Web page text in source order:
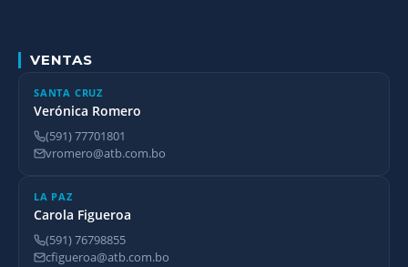
VENTAS
SANTA CRUZ
Verónica Romero
(591) 77701801
vromero@atb.com.bo
LA PAZ
Carola Figueroa
(591) 76798855
cfigueroa@atb.com.bo